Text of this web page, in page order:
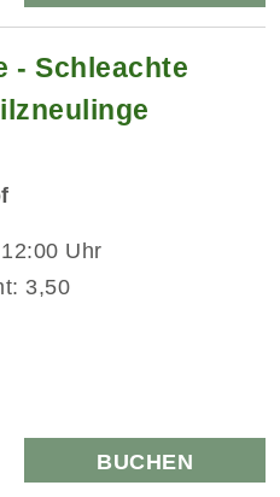
- Schleachte
Uhr
3,50
BUCHEN